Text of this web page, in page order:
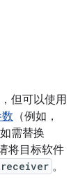
但可以使用
（例如，
需替换
将目标软件
。